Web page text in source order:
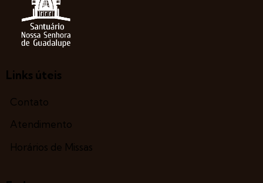
Links úteis
Contato
Atendimento
Horários de Missas